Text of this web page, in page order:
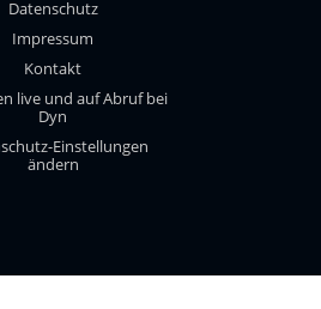
Datenschutz
Impressum
Kontakt
live und auf Abruf bei
Dyn
Einstellungen
ändern